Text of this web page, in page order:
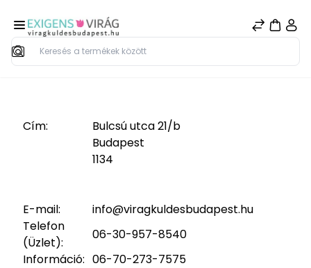
Keresés
Cím:
Bulcsú utca 21/b
Budapest
1134
E-mail:
info@viragkuldesbudapest.hu
Telefon
(Üzlet):
06-30-957-8540
Információ: 06-70-273-7575